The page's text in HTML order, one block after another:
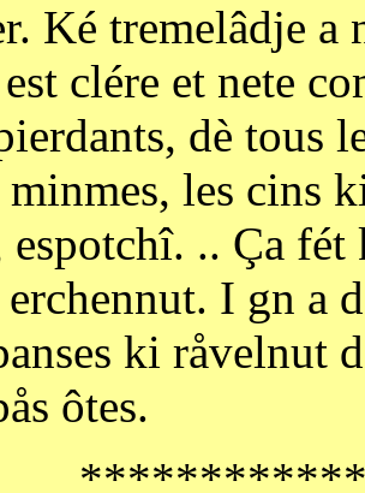
Ké tremelâdje a
clére et nete
dè tous
les cins
espotchî. .. Ça fét
erchennut. I gn a
ki råvelnut
ôtes.